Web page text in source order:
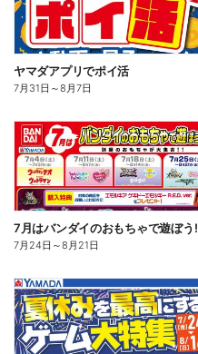
ヤマダアプリでポイ活
7月31日 ～8月7日
7月はバンダイのおもちゃで遊ぼう!
7月24日 ～8月21日